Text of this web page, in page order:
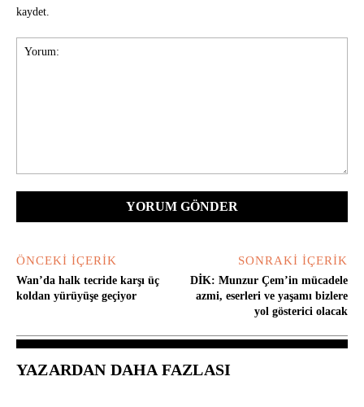
kaydet.
ÖNCEKI İÇERIK
Wan’da halk tecride karşı üç
koldan yürüyüşe geçiyor
SONRAKI İÇERIK
DİK: Munzur Çem’in mücadele
azmi, eserleri ve yaşamı bizlere
yol gösterici olacak
YAZARDAN DAHA FAZLASI